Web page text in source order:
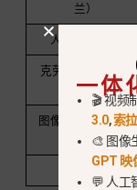
兰）
人工智能模型
克劳德 / 双子座 /
迷惑
图像和视频人工智
能
一体
🎬 视频
3.0,索
🎨 图像
GPT 映
💬 人工